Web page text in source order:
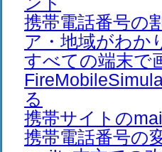
携帯電話番号の
ア・地域がわか
すべての端末で
る
携帯サイトの
携帯電話番号の